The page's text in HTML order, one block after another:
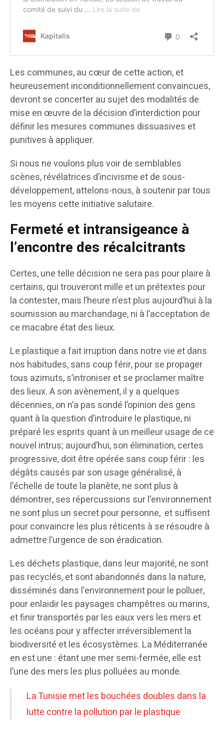
Les communes, au cœur de cette action, et
heureusement inconditionnellement convaincues,
devront se concerter au sujet des modalités de
mise en œuvre de la décision d’interdiction pour
définir les mesures communes dissuasives et
punitives à appliquer.
Si nous ne voulons plus voir de semblables
scènes, révélatrices d’incivisme et de sous-
développement, attelons-nous, à soutenir par tous
les moyens cette initiative salutaire.
Fermeté et intransigeance à
l’encontre des récalcitrants
Certes, une telle décision ne sera pas pour plaire à
certains, qui trouveront mille et un prétextes pour
la contester, mais l’heure n’est plus aujourd’hui à la
soumission au marchandage, ni à l’acceptation de
ce macabre état des lieux.
Le plastique a fait irruption dans notre vie et dans
nos habitudes, sans coup férir, pour se propager
tous azimuts, s’introniser et se proclamer maître
des lieux. A son avènement, il y a quelques
décennies, on n’a pas sondé l’opinion des gens
quant à la question d’introduire le plastique, ni
préparé les esprits quant à un meilleur usage de ce
nouvel intrus; aujourd’hui, son élimination, certes
progressive, doit être opérée sans coup férir : les
dégâts causés par son usage généralisé, à
l’échelle de toute la planète, ne sont plus à
démontrer, ses répercussions sur l’environnement
ne sont plus un secret pour personne, et suffisent
pour convaincre les plus réticents à se résoudre à
admettre l’urgence de son éradication.
Les déchets plastique, dans leur majorité, ne sont
pas recyclés, et sont abandonnés dans la nature,
disséminés dans l’environnement pour le polluer,
pour enlaidir les paysages champêtres ou marins,
et finir transportés par les eaux vers les mers et
les océans pour y affecter irréversiblement la
biodiversité et les écosystèmes. La Méditerranée
en est une : étant une mer semi-fermée, elle est
l’une des mers les plus polluées au monde.
La Tunisie met les bouchées doubles dans la
lutte contre la pollution par le plastique